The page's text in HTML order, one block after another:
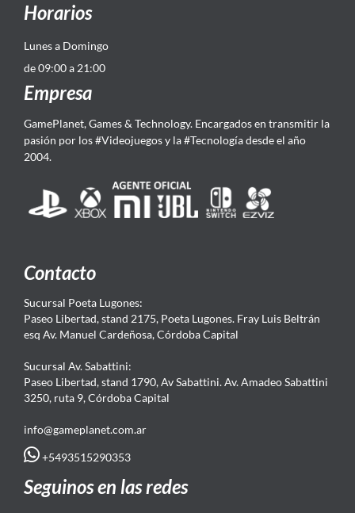
Horarios
Lunes a Domingo
de 09:00 a 21:00
Empresa
GamePlanet, Games & Technology. Encargados en transmitir la
pasión por los #Videojuegos y la #Tecnología desde el año
2004.
Contacto
Sucursal Poeta Lugones:
Paseo Libertad, stand 2175, Poeta Lugones. Fray Luis Beltrán
esq Av. Manuel Cardeñosa, Córdoba Capital
Sucursal Av. Sabattini:
Paseo Libertad, stand 1790, Av Sabattini. Av. Amadeo Sabattini
3250, ruta 9, Córdoba Capital
info@gameplanet.com.ar
+5493515290353
Seguinos en las redes